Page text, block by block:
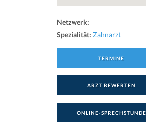
Netzwerk:
Spezialität: Zahnarzt
TERMINE
ARZT BEWERTEN
ONLINE-SPRECHSTUNDE